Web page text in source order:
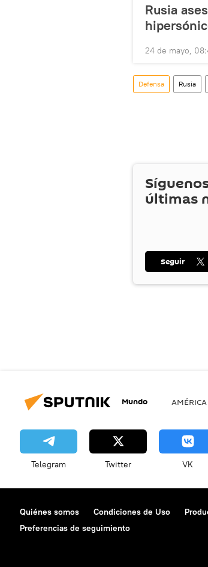
Rusia
24 de mayo,
Defensa Rusia
últimas
Seguir
Mundo
Telegram Twitter VK
Quiénes somos Condiciones de Uso
Preferencias de seguimiento